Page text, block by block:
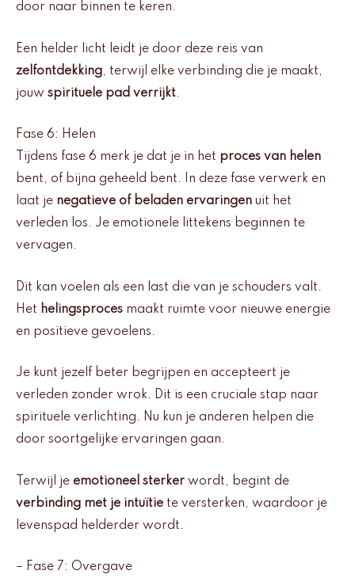
door naar binnen te keren.
Een helder licht leidt je door deze reis van
zelfontdekking, terwijl elke verbinding die je maakt,
jouw spirituele pad verrijkt.
Fase 6: Helen
Tijdens fase 6 merk je dat je in het proces van helen
bent, of bijna geheeld bent. In deze fase verwerk en
laat je negatieve of beladen ervaringen uit het
verleden los. Je emotionele littekens beginnen te
vervagen.
Dit kan voelen als een last die van je schouders valt.
Het helingsproces maakt ruimte voor nieuwe energie
en positieve gevoelens.
Je kunt jezelf beter begrijpen en accepteert je
verleden zonder wrok. Dit is een cruciale stap naar
spirituele verlichting. Nu kun je anderen helpen die
door soortgelijke ervaringen gaan.
Terwijl je emotioneel sterker wordt, begint de
verbinding met je intuïtie te versterken, waardoor je
levenspad helderder wordt.
– Fase 7: Overgave